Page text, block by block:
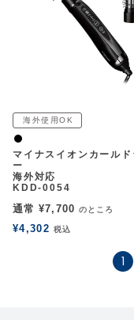
海外使用OK
黒
マイナスイオンカールド
ー
海外対応
KDD-0054
通常 ¥7,700 のところ
¥4,302 税込
1